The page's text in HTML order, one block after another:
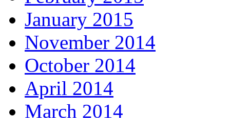
January 2015
November 2014
October 2014
April 2014
March 2014